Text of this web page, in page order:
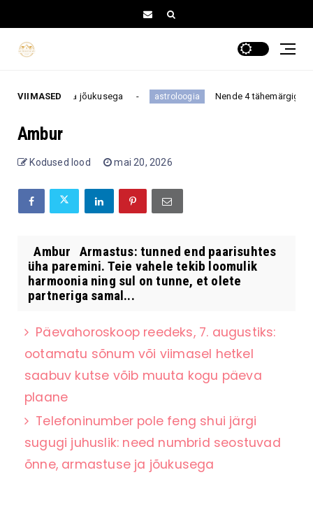
VIIMASEDja jõukusega astroloogia Nende 4 tähemärgiga ei
Ambur
Kodused lood mai 20, 2026
Ambur Armastus: tunned end paarisuhtes
üha paremini. Teie vahele tekib loomulik
harmoonia ning sul on tunne, et olete
partneriga samal...
Päevahoroskoop reedeks, 7. augustiks:
ootamatu sõnum või viimasel hetkel
saabuv kutse võib muuta kogu päeva
plaane
Telefoninumber pole feng shui järgi
sugugi juhuslik: need numbrid seostuvad
õnne, armastuse ja jõukusega